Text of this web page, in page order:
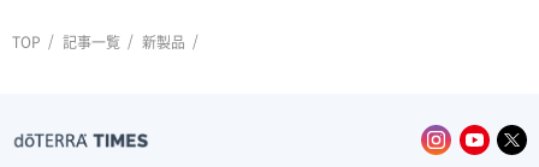
TOP 記事一覧 新製品